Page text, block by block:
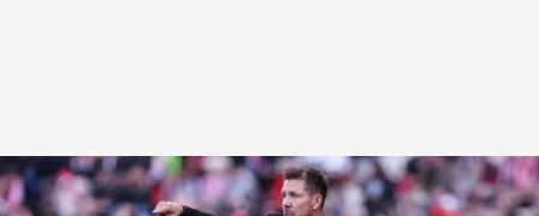
Diego Pablo Simeone, entre los objetivos de Apollo con el Atlético.
(Fuente: Europa Press)